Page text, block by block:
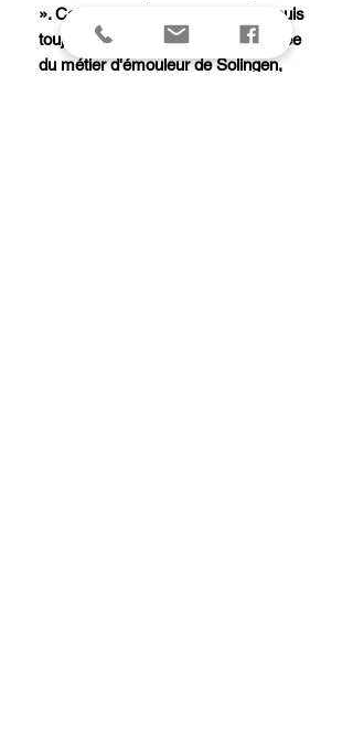
». Cette opération, considérée depuis
toujours comme la plus sophistiquée
du métier d'émouleur de Solingen,